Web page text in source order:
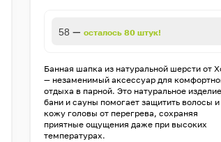
58 —осталось 80 штук!
Банная шапка из натуральной шерсти от
— незаменимый аксессуар для
отдыха в парной. Это натуральное
бани и сауны помогает защитить волосы и
кожу головы от перегрева, сохраняя
приятные ощущения даже при высоких
температурах.